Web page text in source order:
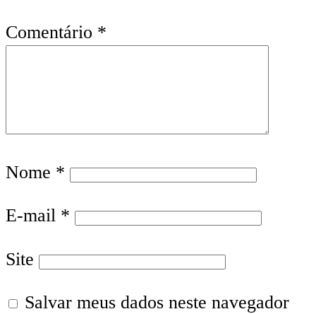
Comentário *
Nome *
E-mail *
Site
Salvar meus dados neste navegador